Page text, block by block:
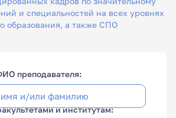
и специальностей на всех уровнях
образования, а также СПО
преподавателя:
и институтам: